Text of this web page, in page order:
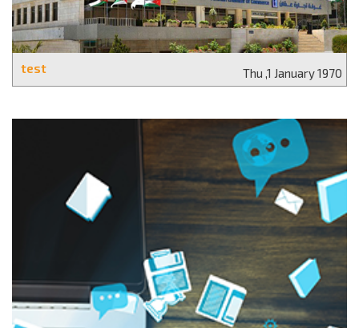
test Thu ,1 January 1970